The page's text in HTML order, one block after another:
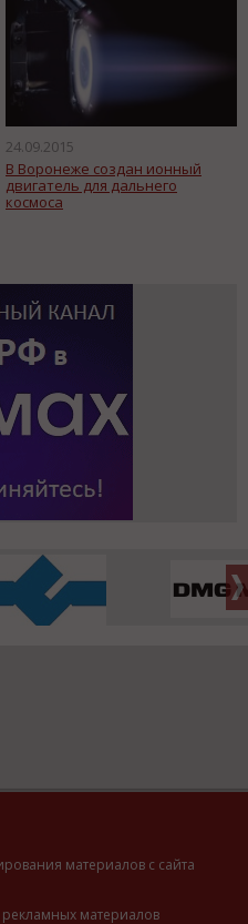
24.09.2015
В Воронеже создан ионный
двигатель для дальнего
космоса
материалов с сайта
материалов